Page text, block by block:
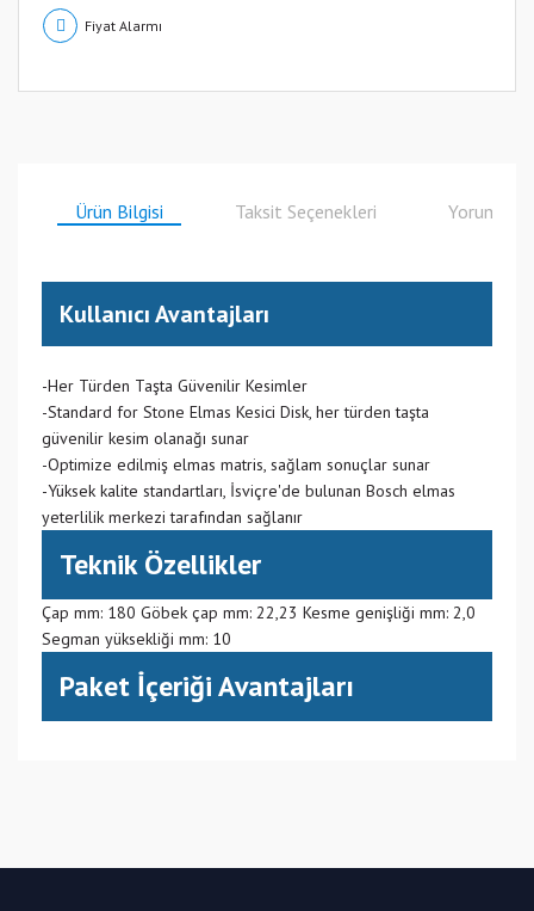
Fiyat Alarmı
Ürün Bilgisi Taksit Seçenekleri Yorumlar
Kullanıcı Avantajları
-Her Türden Taşta Güvenilir Kesimler
-Standard for Stone Elmas Kesici Disk, her türden taşta
güvenilir kesim olanağı sunar
-Optimize edilmiş elmas matris, sağlam sonuçlar sunar
-Yüksek kalite standartları, İsviçre'de bulunan Bosch elmas
yeterlilik merkezi tarafından sağlanır
Teknik Özellikler
Çap mm: 180 Göbek çap mm: 22,23 Kesme genişliği mm: 2,0
Segman yüksekliği mm: 10
Paket İçeriği Avantajları